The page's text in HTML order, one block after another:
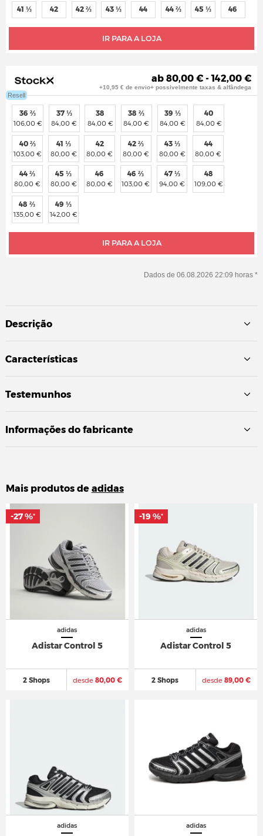
IR PARA A LOJA
41 ⅓ 42 42 ⅔ 43 ⅓ 44 44 ⅔ 45 ⅓ 46
Resell
ab 80,00 € - 142,00 €
+10,95 € de envio+ possivelmente taxas & alfândega
IR PARA A LOJA
36 ⅔
106,00 €
37 ⅓
84,00 €
38
84,00 €
38 ⅔
84,00 €
39 ⅓
84,00 €
40
84,00 €
40 ⅔
103,00 €
41 ⅓
80,00 €
42
80,00 €
42 ⅔
80,00 €
43 ⅓
80,00 €
44
80,00 €
44 ⅔
80,00 €
45 ⅓
80,00 €
46
80,00 €
46 ⅔
103,00 €
47 ⅓
94,00 €
48
109,00 €
48 ⅔
135,00 €
49 ⅓
142,00 €
Dados de 06.08.2026 22:09 horas *
Descrição
Características
Testemunhos
Informações do fabricante
Mais produtos de adidas
adidas
Adistar Control 5
2 Shops desde 80,00 €
-27 %*
-27 %*
adidas
Adistar Control 5
2 Shops desde 89,00 €
-19 %*
-19 %*
adidas adidas